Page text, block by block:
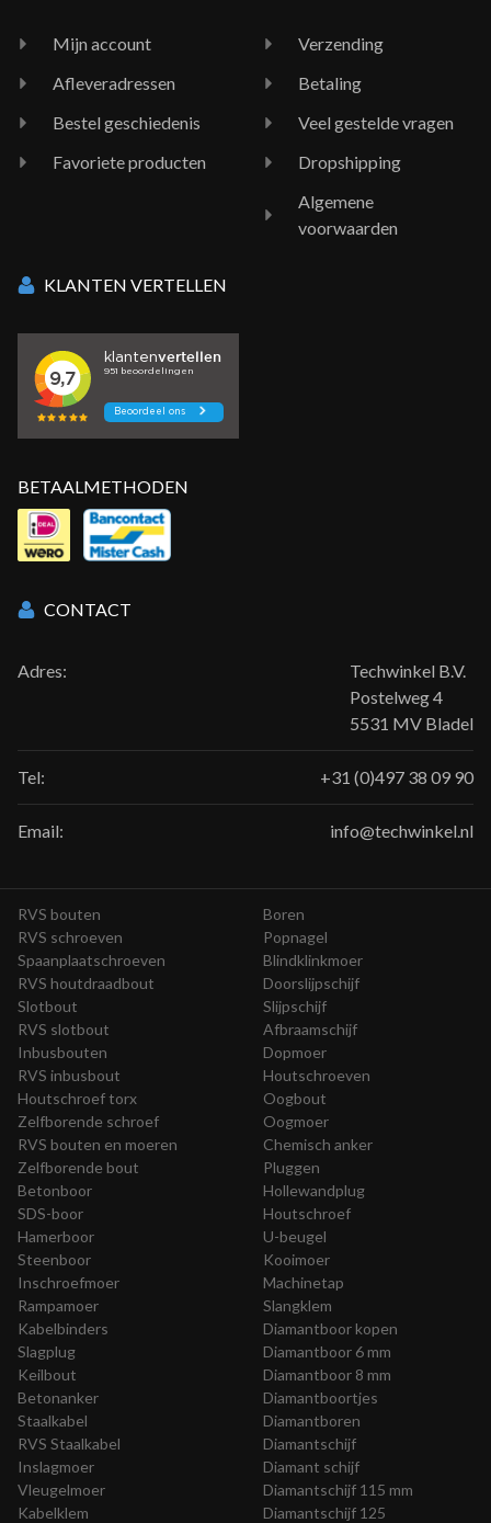
Mijn account
Afleveradressen
Bestel geschiedenis
Favoriete producten
Verzending
Betaling
Veel gestelde vragen
Dropshipping
Algemene
voorwaarden
KLANTEN VERTELLEN
BETAALMETHODEN
CONTACT
Adres:
Techwinkel B.V.
Postelweg 4
5531 MV Bladel
Tel: +31 (0)497 38 09 90
Email: info@techwinkel.nl
RVS bouten
RVS schroeven
Spaanplaatschroeven
RVS houtdraadbout
Slotbout
RVS slotbout
Inbusbouten
RVS inbusbout
Houtschroef torx
Zelfborende schroef
RVS bouten en moeren
Zelfborende bout
Betonboor
SDS-boor
Hamerboor
Steenboor
Boren
Popnagel
Blindklinkmoer
Doorslijpschijf
Slijpschijf
Afbraamschijf
Dopmoer
Houtschroeven
Oogbout
Oogmoer
Chemisch anker
Pluggen
Hollewandplug
Houtschroef
U-beugel
Kooimoer
Inschroefmoer
Rampamoer
Kabelbinders
Slagplug
Keilbout
Betonanker
Staalkabel
RVS Staalkabel
Inslagmoer
Vleugelmoer
Kabelklem
Machinetap
Slangklem
Diamantboor kopen
Diamantboor 6 mm
Diamantboor 8 mm
Diamantboortjes
Diamantboren
Diamantschijf
Diamant schijf
Diamantschijf 115 mm
Diamantschijf 125